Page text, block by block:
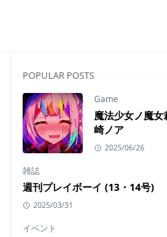
POPULAR POSTS
Game
魔法少女ノ魔
崎ノア
2025/06/26
雑誌
週刊プレイボーイ (13・14号)
2025/03/31
イベント